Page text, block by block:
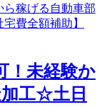
！未経験か
工☆土日